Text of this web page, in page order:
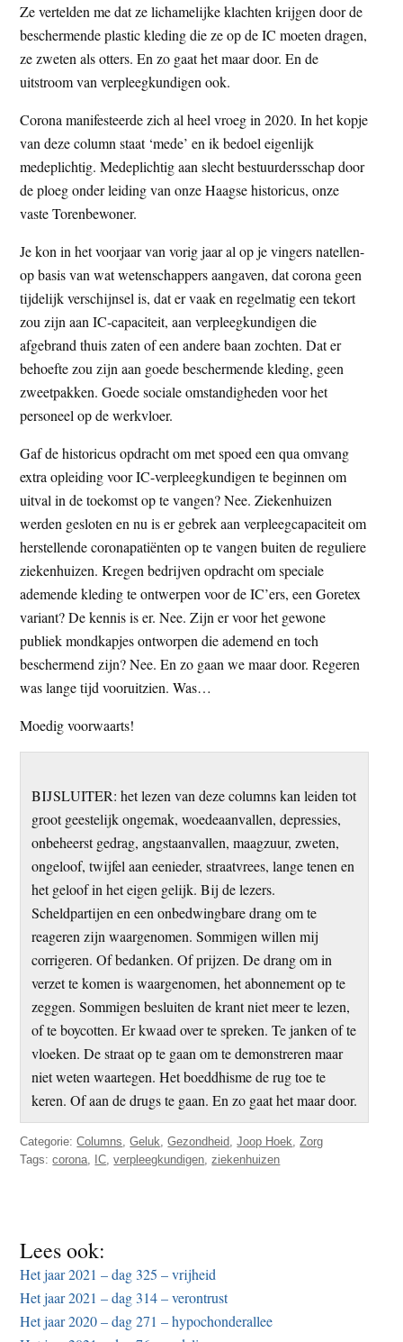
Ze vertelden me dat ze lichamelijke klachten krijgen door de
beschermende plastic kleding die ze op de IC moeten dragen,
ze zweten als otters. En zo gaat het maar door. En de
uitstroom van verpleegkundigen ook.
Corona manifesteerde zich al heel vroeg in 2020. In het kopje
van deze column staat ‘mede’ en ik bedoel eigenlijk
medeplichtig. Medeplichtig aan slecht bestuurdersschap door
de ploeg onder leiding van onze Haagse historicus, onze
vaste Torenbewoner.
Je kon in het voorjaar van vorig jaar al op je vingers natellen-
op basis van wat wetenschappers aangaven, dat corona geen
tijdelijk verschijnsel is, dat er vaak en regelmatig een tekort
zou zijn aan IC-capaciteit, aan verpleegkundigen die
afgebrand thuis zaten of een andere baan zochten. Dat er
behoefte zou zijn aan goede beschermende kleding, geen
zweetpakken. Goede sociale omstandigheden voor het
personeel op de werkvloer.
Gaf de historicus opdracht om met spoed een qua omvang
extra opleiding voor IC-verpleegkundigen te beginnen om
uitval in de toekomst op te vangen? Nee. Ziekenhuizen
werden gesloten en nu is er gebrek aan verpleegcapaciteit om
herstellende coronapatiënten op te vangen buiten de reguliere
ziekenhuizen. Kregen bedrijven opdracht om speciale
ademende kleding te ontwerpen voor de IC’ers, een Goretex
variant? De kennis is er. Nee. Zijn er voor het gewone
publiek mondkapjes ontworpen die ademend en toch
beschermend zijn? Nee. En zo gaan we maar door. Regeren
was lange tijd vooruitzien. Was…
Moedig voorwaarts!
BIJSLUITER: het lezen van deze columns kan leiden tot
groot geestelijk ongemak, woedeaanvallen, depressies,
onbeheerst gedrag, angstaanvallen, maagzuur, zweten,
ongeloof, twijfel aan eenieder, straatvrees, lange tenen en
het geloof in het eigen gelijk. Bij de lezers.
Scheldpartijen en een onbedwingbare drang om te
reageren zijn waargenomen. Sommigen willen mij
corrigeren. Of bedanken. Of prijzen. De drang om in
verzet te komen is waargenomen, het abonnement op te
zeggen. Sommigen besluiten de krant niet meer te lezen,
of te boycotten. Er kwaad over te spreken. Te janken of te
vloeken. De straat op te gaan om te demonstreren maar
niet weten waartegen. Het boeddhisme de rug toe te
keren. Of aan de drugs te gaan. En zo gaat het maar door.
Categorie:Columns,Geluk,Gezondheid,Joop Hoek,Zorg
Tags:corona, IC,verpleegkundigen,ziekenhuizen
Lees ook:
Het jaar 2021 – dag 325 – vrijheid
Het jaar 2021 – dag 314 – verontrust
Het jaar 2020 – dag 271 – hypochonderallee